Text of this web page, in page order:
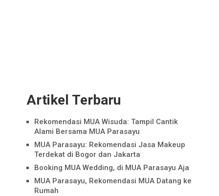
Artikel Terbaru
Rekomendasi MUA Wisuda: Tampil Cantik
Alami Bersama MUA Parasayu
MUA Parasayu: Rekomendasi Jasa Makeup
Terdekat di Bogor dan Jakarta
Booking MUA Wedding, di MUA Parasayu Aja
MUA Parasayu, Rekomendasi MUA Datang ke
Rumah